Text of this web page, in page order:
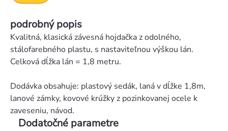
podrobný popis
Kvalitná, klasická závesná hojdačka z odolného,
stálofarebného plastu, s nastaviteľnou výškou lán.
Celková dĺžka lán = 1,8 metru.
Dodávka obsahuje: plastový sedák, laná v dĺžke 1,8m,
lanové zámky, kovové krúžky z pozinkovanej ocele k
zaveseniu, návod.
Dodatočné parametre